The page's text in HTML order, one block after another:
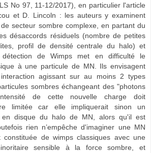
No 97, 11-12/2017), en particulier l'article
et D. Lincoln : les auteurs y examinent
secteur sombre complexe, en partant du
désaccords résiduels (nombre de petites
profil de densité centrale du halo) et
détection de Wimps met en difficulté le
à une particule de MN. Ils envisagent
agissant sur au moins 2 types
sombres échangeant des "photons
de cette nouvelle charge doit
limitée car elle impliquerait sinon un
en disque du halo de MN, alors qu'il est
rien n’empêche d'imaginer une MN
constituée de wimps classiques avec une
sensible à la force sombre, et